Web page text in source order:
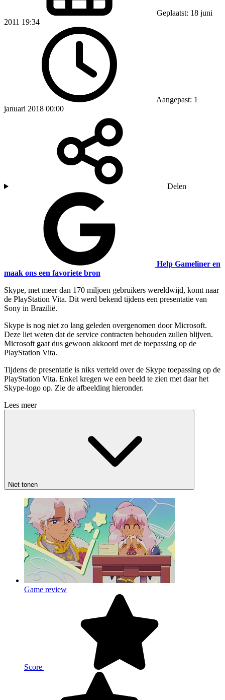
Geplaatst: 18 juni
2011 19:34
Aangepast: 1
januari 2018 00:00
Delen
Help Gameliner en
maak ons een favoriete bron
Skype, met meer dan 170 miljoen gebruikers wereldwijd, komt naar
de PlayStation Vita. Dit werd bekend tijdens een presentatie van
Sony in Brazilië.
Skype is nog niet zo lang geleden overgenomen door Microsoft.
Deze liet weten dat de service contracten behouden zullen blijven.
Microsoft gaat dus gewoon akkoord met de toepassing op de
PlayStation Vita.
Tijdens de presentatie is niks verteld over de Skype toepassing op de
PlayStation Vita. Enkel kregen we een beeld te zien met daar het
Skype-logo op. Zie de afbeelding hieronder.
Lees meer
Niet tonen
Game review
Score